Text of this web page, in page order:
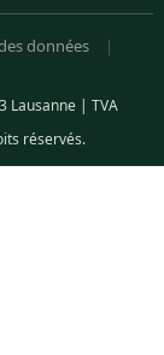
données
|
Lausanne | TVA
réservés.